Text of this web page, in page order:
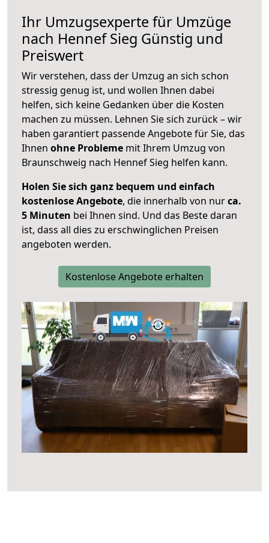
Ihr Umzugsexperte für Umzüge
nach Hennef Sieg Günstig und
Preiswert
Wir verstehen, dass der Umzug an sich schon
stressig genug ist, und wollen Ihnen dabei
helfen, sich keine Gedanken über die Kosten
machen zu müssen. Lehnen Sie sich zurück – wir
haben garantiert passende Angebote für Sie, das
Ihnen ohne Probleme mit Ihrem Umzug von
Braunschweig nach Hennef Sieg helfen kann.
Holen Sie sich ganz bequem und einfach
kostenlose Angebote, die innerhalb von nurca.
5 Minuten bei Ihnen sind. Und das Beste daran
ist, dass all dies zu erschwinglichen Preisen
angeboten werden.
Kostenlose Angebote erhalten